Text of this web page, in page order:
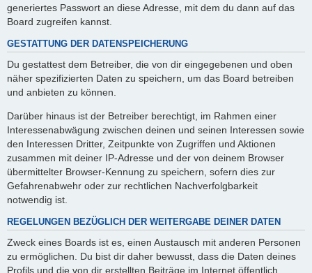
generiertes Passwort an diese Adresse, mit dem du dann auf das
Board zugreifen kannst.
GESTATTUNG DER DATENSPEICHERUNG
Du gestattest dem Betreiber, die von dir eingegebenen und oben
näher spezifizierten Daten zu speichern, um das Board betreiben
und anbieten zu können.
Darüber hinaus ist der Betreiber berechtigt, im Rahmen einer
Interessenabwägung zwischen deinen und seinen Interessen sowie
den Interessen Dritter, Zeitpunkte von Zugriffen und Aktionen
zusammen mit deiner IP-Adresse und der von deinem Browser
übermittelter Browser-Kennung zu speichern, sofern dies zur
Gefahrenabwehr oder zur rechtlichen Nachverfolgbarkeit
notwendig ist.
REGELUNGEN BEZÜGLICH DER WEITERGABE DEINER DATEN
Zweck eines Boards ist es, einen Austausch mit anderen Personen
zu ermöglichen. Du bist dir daher bewusst, dass die Daten deines
Profils und die von dir erstellten Beiträge im Internet öffentlich